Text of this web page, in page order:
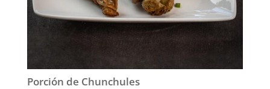
Porción de Chunchules